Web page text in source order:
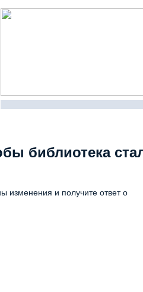
библиотека
изменения и получите ответ о